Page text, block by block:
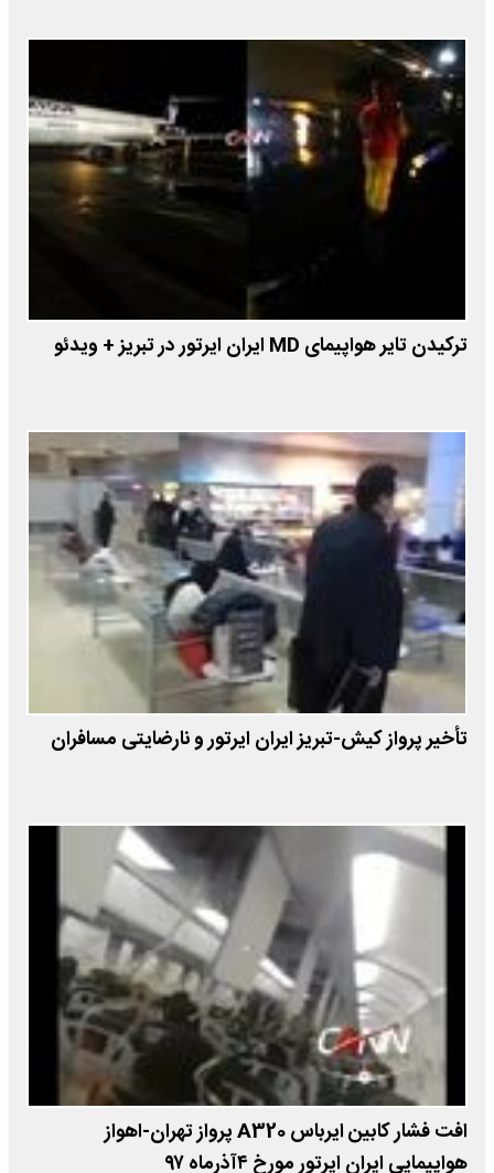
ترکیدن تایر هواپیمای MD ایران ایرتور در تبریز + ویدئو
تأخیر پرواز کیش-تبریز ایران ایرتور و نارضایتی مسافران
​افت فشار کابین ایرباس A320 پرواز تهران-اهواز
هواپیمایی ایران ایرتور مورخ ۴آذرماه ۹۷